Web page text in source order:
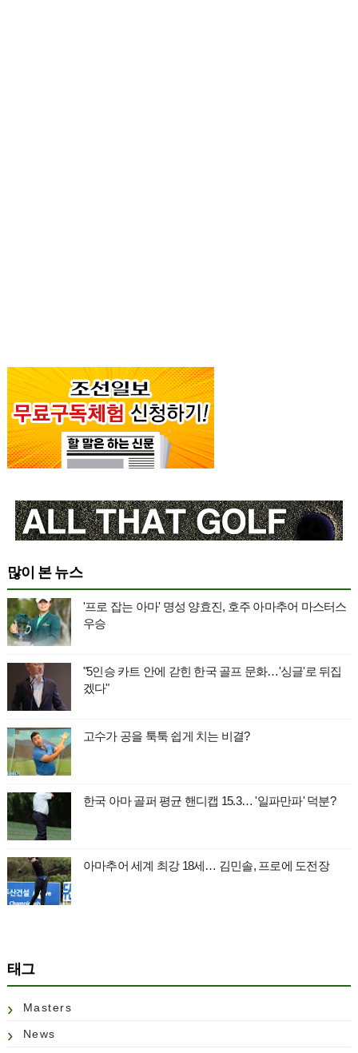
많이 본 뉴스
'프로 잡는 아마' 명성 양효진, 호주 아마추어 마스터스
우승
"5인승 카트 안에 갇힌 한국 골프 문화…'싱글'로 뒤집
겠다"
고수가 공을 툭툭 쉽게 치는 비결?
한국 아마 골퍼 평균 핸디캡 15.3… '일파만파' 덕분?
아마추어 세계 최강 18세… 김민솔, 프로에 도전장
태그
Masters
News